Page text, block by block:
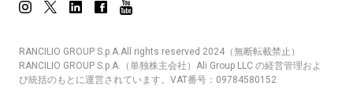
RANCILIO GROUP S.p.A.All rights reserved 2024（無断転載禁止）
RANCILIO GROUP S.p.A.（単独株主会社）Ali Group LLC の経営管理およ
び統括のもとに運営されています。VAT番号：09784580152